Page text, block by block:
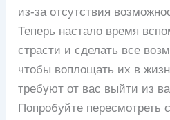
из-за отсутствия
Теперь настало время
страсти и сделать все
чтобы воплощать их в
требуют от вас выйти из
Попробуйте пересмотреть